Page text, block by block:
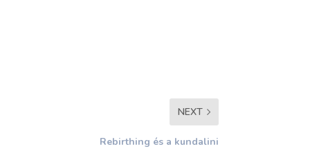
NEXT
Rebirthing és a kundalini